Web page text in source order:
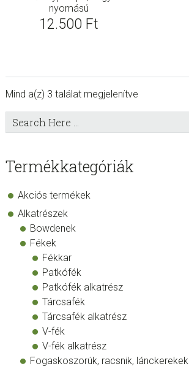
nyomású
12.500 Ft
Mind a(z) 3 találat megjelenítve
sidebar
Store
Sidebar
Search
Here
Termékkategóriák
Akciós termékek
Alkatrészek
Bowdenek
Fékek
Fékkar
Patkófék
Patkófék alkatrész
Tárcsafék
Tárcsafék alkatrész
V-fék
V-fék alkatrész
Fogaskoszorúk, racsnik, lánckerekek